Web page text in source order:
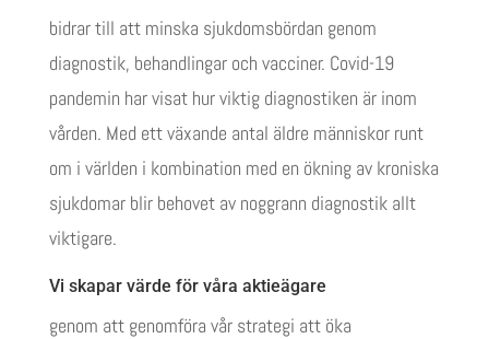
bidrar till att minska sjukdomsbördan genom
diagnostik, behandlingar och vacciner. Covid-19
pandemin har visat hur viktig diagnostiken är inom
vården. Med ett växande antal äldre människor runt
om i världen i kombination med en ökning av kroniska
sjukdomar blir behovet av noggrann diagnostik allt
viktigare.
Vi skapar värde för våra aktieägare
genom att genomföra vår strategi att öka